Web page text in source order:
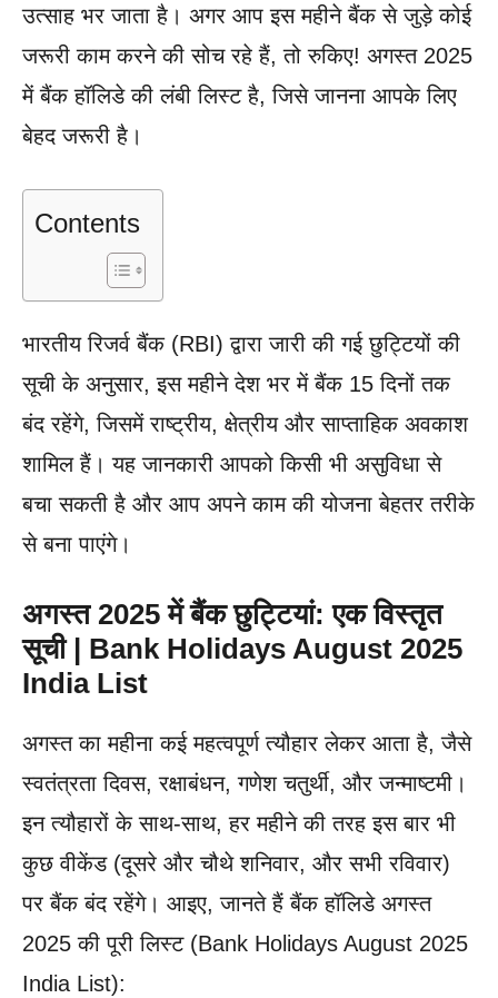
उत्साह भर जाता है। अगर आप इस महीने बैंक से जुड़े कोई
जरूरी काम करने की सोच रहे हैं, तो रुकिए! अगस्त 2025
में बैंक हॉलिडे की लंबी लिस्ट है, जिसे जानना आपके लिए
बेहद जरूरी है।
Contents
भारतीय रिजर्व बैंक (RBI) द्वारा जारी की गई छुट्टियों की
सूची के अनुसार, इस महीने देश भर में बैंक 15 दिनों तक
बंद रहेंगे, जिसमें राष्ट्रीय, क्षेत्रीय और साप्ताहिक अवकाश
शामिल हैं। यह जानकारी आपको किसी भी असुविधा से
बचा सकती है और आप अपने काम की योजना बेहतर तरीके
से बना पाएंगे।
अगस्त 2025 में बैंक छुट्टियां: एक विस्तृत
सूची | Bank Holidays August 2025
India List
अगस्त का महीना कई महत्वपूर्ण त्यौहार लेकर आता है, जैसे
स्वतंत्रता दिवस, रक्षाबंधन, गणेश चतुर्थी, और जन्माष्टमी।
इन त्यौहारों के साथ-साथ, हर महीने की तरह इस बार भी
कुछ वीकेंड (दूसरे और चौथे शनिवार, और सभी रविवार)
पर बैंक बंद रहेंगे। आइए, जानते हैं बैंक हॉलिडे अगस्त
2025 की पूरी लिस्ट (Bank Holidays August 2025
India List):